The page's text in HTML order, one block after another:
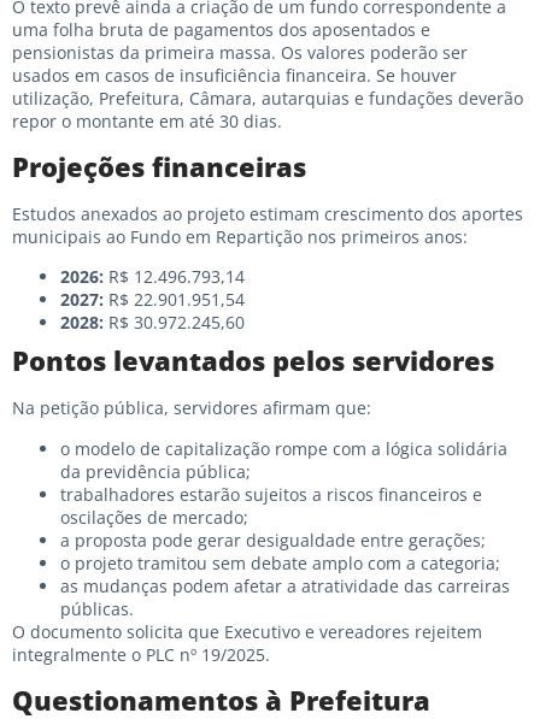
O texto prevê ainda a criação de um fundo correspondente a
uma folha bruta de pagamentos dos aposentados e
pensionistas da primeira massa. Os valores poderão ser
usados em casos de insuficiência financeira. Se houver
utilização, Prefeitura, Câmara, autarquias e fundações deverão
repor o montante em até 30 dias.
Projeções financeiras
Estudos anexados ao projeto estimam crescimento dos aportes
municipais ao Fundo em Repartição nos primeiros anos:
2026: R$ 12.496.793,14
2027: R$ 22.901.951,54
2028: R$ 30.972.245,60
Pontos levantados pelos servidores
Na petição pública, servidores afirmam que:
o modelo de capitalização rompe com a lógica solidária
da previdência pública;
trabalhadores estarão sujeitos a riscos financeiros e
oscilações de mercado;
a proposta pode gerar desigualdade entre gerações;
o projeto tramitou sem debate amplo com a categoria;
as mudanças podem afetar a atratividade das carreiras
públicas.
O documento solicita que Executivo e vereadores rejeitem
integralmente o PLC nº 19/2025.
Questionamentos à Prefeitura